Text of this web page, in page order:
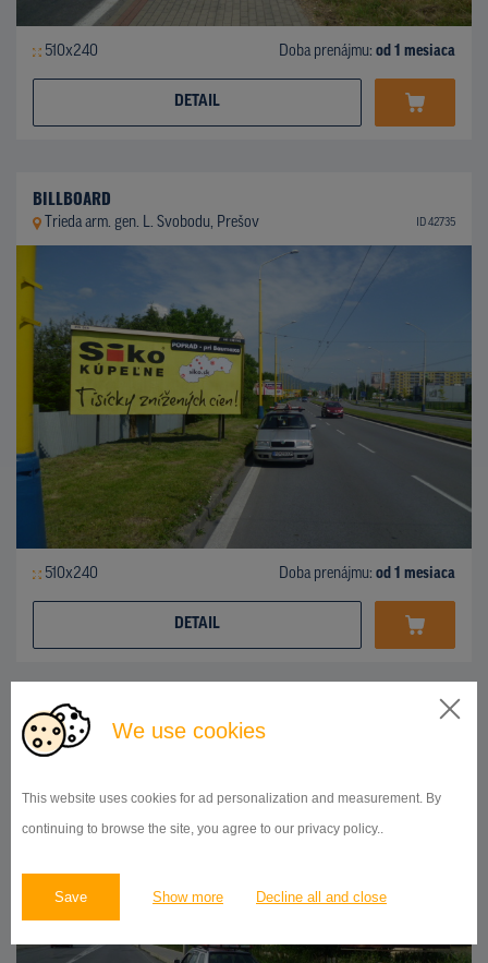
We use cookies
This website uses cookies for ad personalization and measurement. By
continuing to browse the site, you agree to our privacy policy..
Save Show more Decline all and close
510x240 Doba prenájmu: od 1 mesiaca
DETAIL
BILLBOARD
Trieda arm. gen. L. Svobodu, Prešov ID 42735
510x240 Doba prenájmu: od 1 mesiaca
DETAIL
BILLBOARD
ul.Košická, Prešov